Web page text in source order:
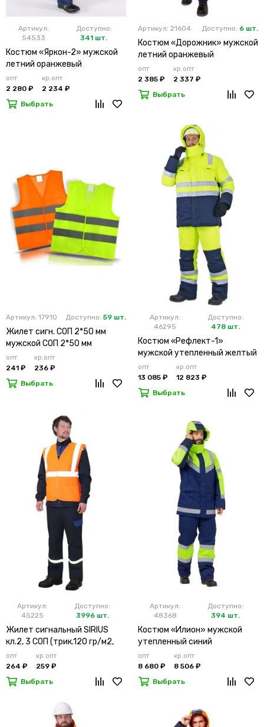
Артикул:
54533
Доступно:
341 шт.
Костюм «Яркон-2» мужской
летний оранжевый
опт
2 280 ₽
кр.опт
2 234 ₽
Выбрать
Артикул: 21604 Доступно: 6 шт.
Костюм «Дорожник» мужской
летний оранжевый
опт
2 385 ₽
кр.опт
2 337 ₽
Выбрать
Артикул: 17910 Доступно: 59 шт.
Жилет сигн. СОП 2*50 мм
мужской СОП 2*50 мм
опт
241 ₽
кр.опт
236 ₽
Выбрать
Артикул:
46295
Доступно:
478 шт.
Костюм «Рефлект-1»
мужской утепленный желтый
с п/к
опт
13 085 ₽
кр.опт
12 823 ₽
Выбрать
Артикул:
45225
Доступно:
3996 шт.
Жилет сигнальный SIRIUS
кл.2, 3 СОП (трик.120 гр/м2,
карманы) оранжевый
опт
264 ₽
кр.опт
259 ₽
Выбрать
Артикул:
48368
Доступно:
394 шт.
Костюм «Илион» мужской
утепленный синий
опт
8 680 ₽
кр.опт
8 506 ₽
Выбрать